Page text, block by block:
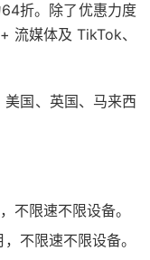
折。除了优惠力度
流媒体及 TikTok、
国、英国、马来西
不限速不限设备。
不限速不限设备。